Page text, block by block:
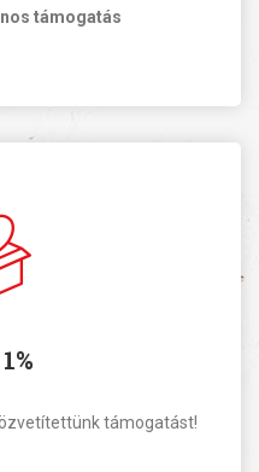
támogatás
támogatást!